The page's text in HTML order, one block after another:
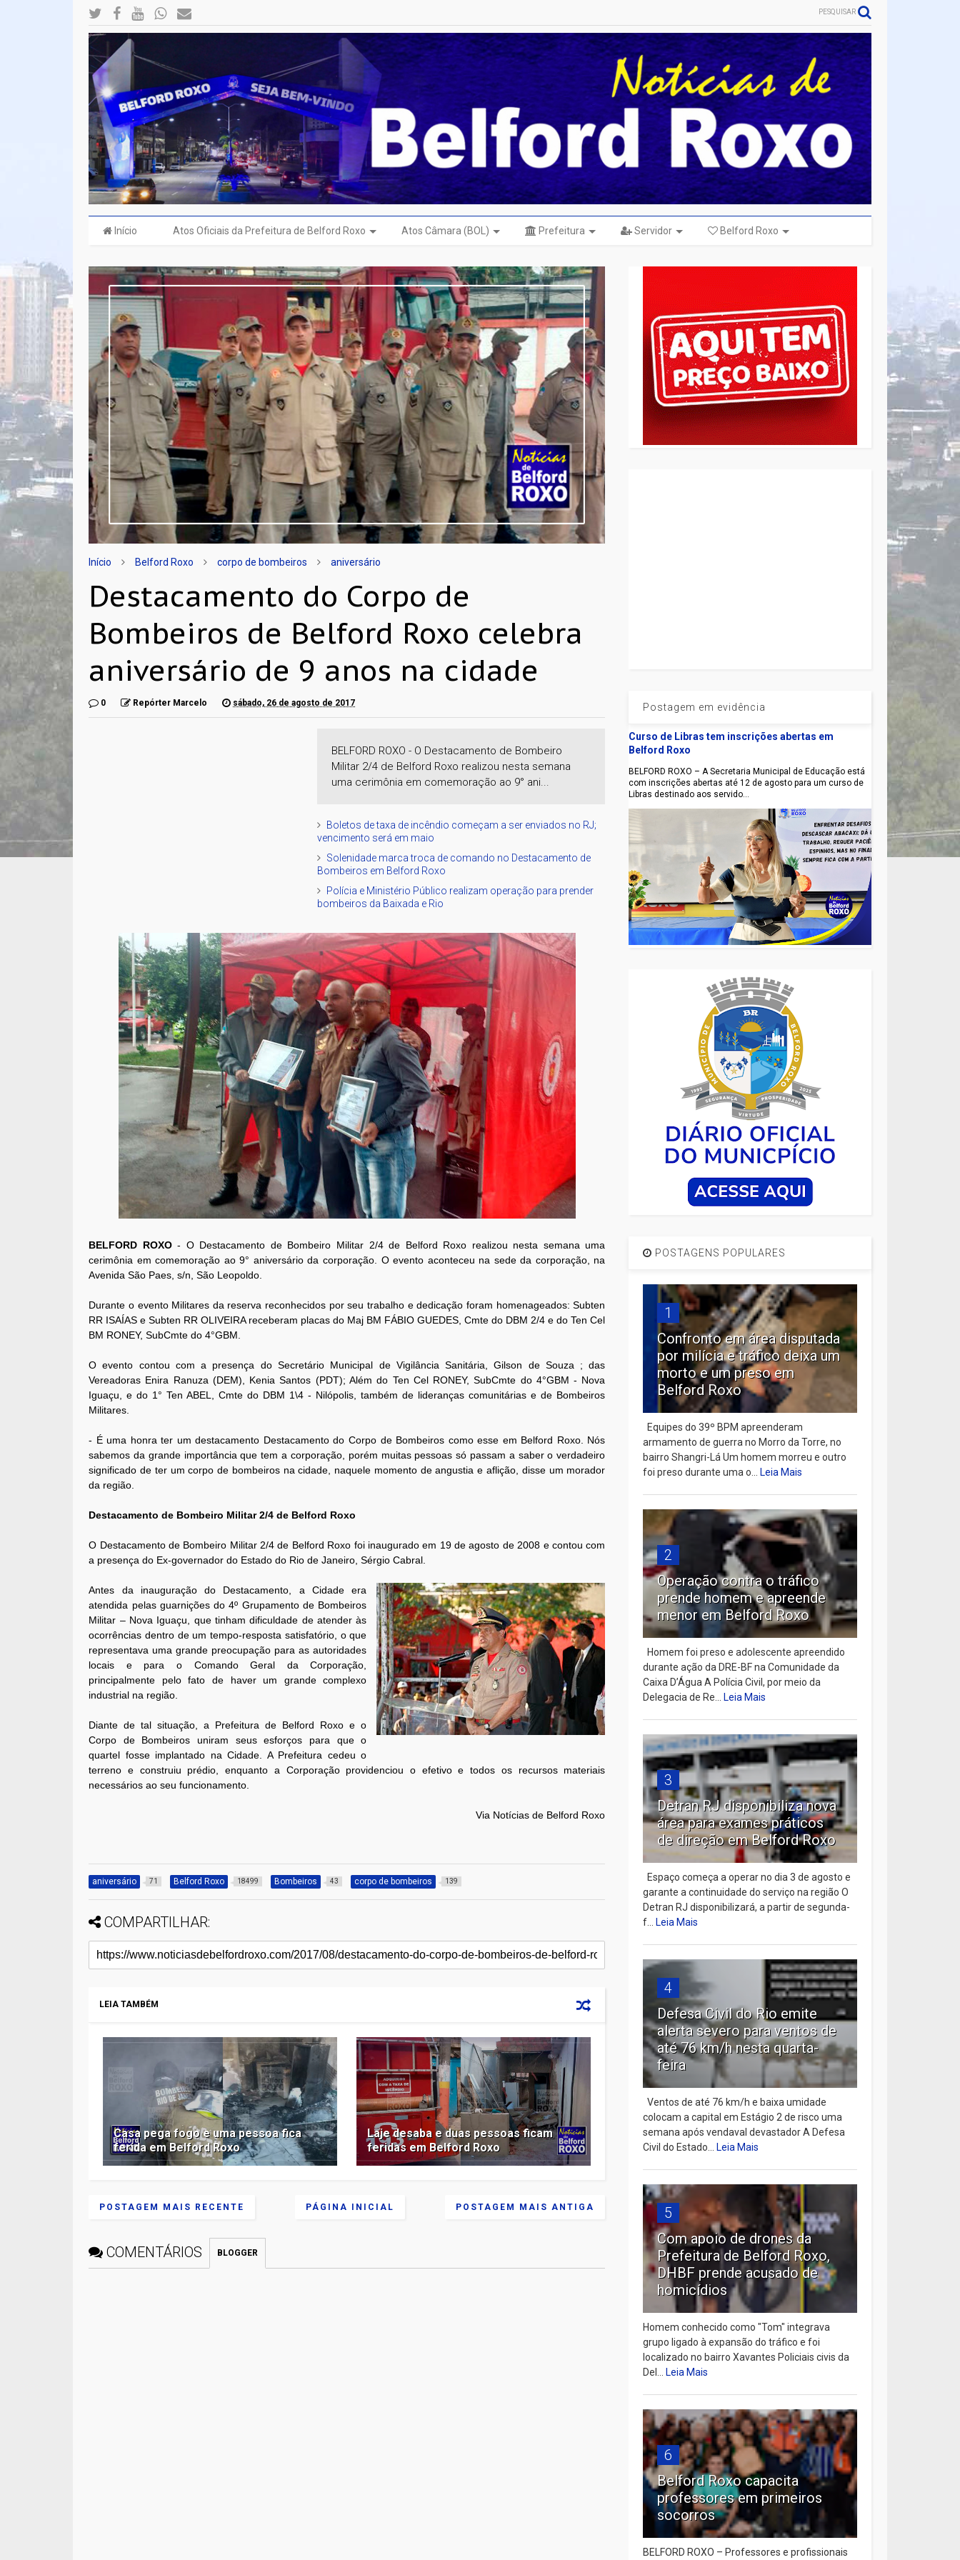
PESQUISAR
Início Atos Oficiais da Prefeitura de Belford Roxo Atos Câmara (BOL) Prefeitura Servidor Belford Roxo
Início Belford Roxo corpo de bombeiros aniversário
Destacamento do Corpo de
Bombeiros de Belford Roxo celebra
aniversário de 9 anos na cidade
0 Repórter Marcelo sábado, 26 de agosto de 2017
BELFORD ROXO - O Destacamento de Bombeiro
Militar 2/4 de Belford Roxo realizou nesta semana
uma cerimônia em comemoração ao 9° ani...
Boletos de taxa de incêndio começam a ser enviados no RJ;
vencimento será em maio
Solenidade marca troca de comando no Destacamento de
Bombeiros em Belford Roxo
Polícia e Ministério Público realizam operação para prender
bombeiros da Baixada e Rio
BELFORD ROXO- O Destacamento de Bombeiro Militar 2/4 de Belford Roxo realizou nesta semana uma
cerimônia em comemoração ao 9° aniversário da corporação. O evento aconteceu na sede da corporação, na
Avenida São Paes, s/n, São Leopoldo.
Durante o evento Militares da reserva reconhecidos por seu trabalho e dedicação foram homenageados: Subten
RR ISAÍAS e Subten RR OLIVEIRA receberam placas do Maj BM FÁBIO GUEDES, Cmte do DBM 2/4 e do Ten Cel
BM RONEY, SubCmte do 4°GBM.
O evento contou com a presença do Secretário Municipal de Vigilância Sanitária, Gilson de Souza ; das
Vereadoras Enira Ranuza (DEM), Kenia Santos (PDT); Além do Ten Cel RONEY, SubCmte do 4°GBM - Nova
Iguaçu, e do 1° Ten ABEL, Cmte do DBM 1\4 - Nilópolis, também de lideranças comunitárias e de Bombeiros
Militares.
- É uma honra ter um destacamento Destacamento do Corpo de Bombeiros como esse em Belford Roxo. Nós
sabemos da grande importância que tem a corporação, porém muitas pessoas só passam a saber o verdadeiro
significado de ter um corpo de bombeiros na cidade, naquele momento de angustia e aflição, disse um morador
da região.
Destacamento de Bombeiro Militar 2/4 de Belford Roxo
O Destacamento de Bombeiro Militar 2/4 de Belford Roxo foi inaugurado em 19 de agosto de 2008 e contou com
a presença do Ex-governador do Estado do Rio de Janeiro, Sérgio Cabral.
Antes da inauguração do Destacamento, a Cidade era
atendida pelas guarnições do 4º Grupamento de Bombeiros
Militar – Nova Iguaçu, que tinham dificuldade de atender às
ocorrências dentro de um tempo-resposta satisfatório, o que
representava uma grande preocupação para as autoridades
locais e para o Comando Geral da Corporação,
principalmente pelo fato de haver um grande complexo
industrial na região.
Diante de tal situação, a Prefeitura de Belford Roxo e o
Corpo de Bombeiros uniram seus esforços para que o
quartel fosse implantado na Cidade. A Prefeitura cedeu o
terreno e construiu prédio, enquanto a Corporação providenciou o efetivo e todos os recursos materiais
necessários ao seu funcionamento.
Via Notícias de Belford Roxo
aniversário 71 Belford Roxo 18499 Bombeiros 43 corpo de bombeiros 139
COMPARTILHAR:
LEIA TAMBÉM
Casa pega fogo e uma pessoa fica
ferida em Belford Roxo
Laje desaba e duas pessoas ficam
feridas em Belford Roxo
POSTAGEM MAIS RECENTE POSTAGEM MAIS ANTIGA
PÁGINA INICIAL
COMENTÁRIOS BLOGGER
Postagem em evidência
Curso de Libras tem inscrições abertas em
Belford Roxo
BELFORD ROXO – A Secretaria Municipal de Educação está
com inscrições abertas até 12 de agosto para um curso de
Libras destinado aos servido...
POSTAGENS POPULARES
1
Confronto em área disputada
por milícia e tráfico deixa um
morto e um preso em
Belford Roxo
Equipes do 39º BPM apreenderam
armamento de guerra no Morro da Torre, no
bairro Shangri-Lá Um homem morreu e outro
foi preso durante uma o...Leia Mais
2
Operação contra o tráfico
prende homem e apreende
menor em Belford Roxo
Homem foi preso e adolescente apreendido
durante ação da DRE-BF na Comunidade da
Caixa D’Água A Polícia Civil, por meio da
Delegacia de Re...Leia Mais
3
Detran RJ disponibiliza nova
área para exames práticos
de direção em Belford Roxo
Espaço começa a operar no dia 3 de agosto e
garante a continuidade do serviço na região O
Detran RJ disponibilizará, a partir de segunda-
f...Leia Mais
4
Defesa Civil do Rio emite
alerta severo para ventos de
até 76 km/h nesta quarta-
feira
Ventos de até 76 km/h e baixa umidade
colocam a capital em Estágio 2 de risco uma
semana após vendaval devastador A Defesa
Civil do Estado...Leia Mais
5
Com apoio de drones da
Prefeitura de Belford Roxo,
DHBF prende acusado de
homicídios
Homem conhecido como "Tom" integrava
grupo ligado à expansão do tráfico e foi
localizado no bairro Xavantes Policiais civis da
Del...Leia Mais
6
Belford Roxo capacita
professores em primeiros
socorros
BELFORD ROXO – Professores e profissionais